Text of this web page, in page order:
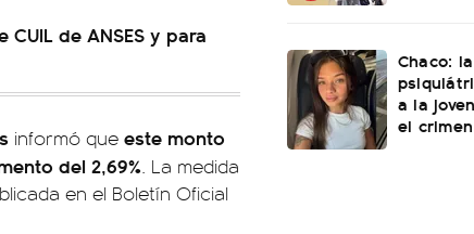
de ANSES y para
informó que este monto
del 2,69%. La medida
en el Boletín Oficial
Chaco:
a la
el